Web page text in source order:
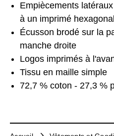
Empiècements
à un imprimé hexagonal
Écusson brodé sur la
manche droite
Logos imprimés à
Tissu en maille simple
72,7 % coton - 27,3 %